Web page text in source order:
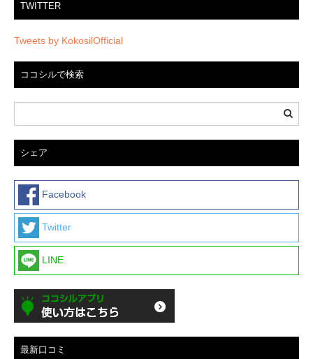
TWITTER
Tweets by KokosilOfficial
ココシルで検索
シェア
Facebook
Twitter
LINE
最新口コミ